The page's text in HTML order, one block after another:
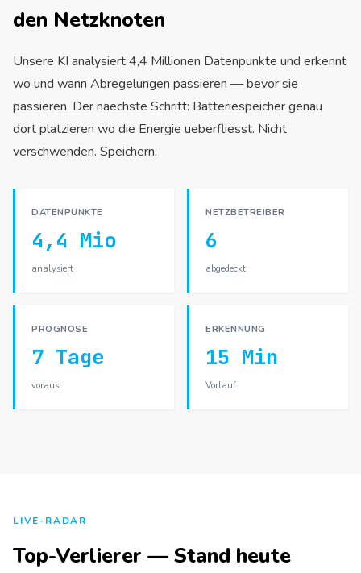
den Netzknoten
Unsere KI analysiert 4,4 Millionen Datenpunkte und erkennt
wo und wann Abregelungen passieren — bevor sie
passieren. Der naechste Schritt: Batteriespeicher genau
dort platzieren wo die Energie ueberfliesst. Nicht
verschwenden. Speichern.
DATENPUNKTE
4,4 Mio
analysiert
NETZBETREIBER
6
abgedeckt
PROGNOSE
7 Tage
voraus
ERKENNUNG
15 Min
Vorlauf
LIVE-RADAR
Top-Verlierer — Stand heute